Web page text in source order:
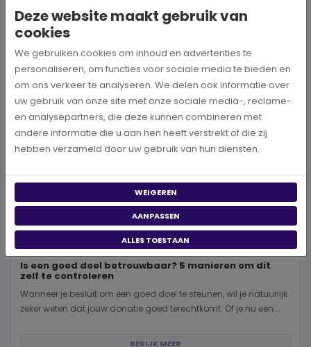
BEKIJK MEER
Is een goed doel betrouwbaar? 5 manieren om dit
zelf te controleren
Wanneer je besluit om een goed doel te steunen, wil je natuurlijk
zeker weten dat jouw donatie goed terechtkomt. Of je nu een...
BEKIJK MEER
Deze website maakt gebruik van
cookies
We gebruiken cookies om inhoud en advertenties te
personaliseren, om functies voor sociale media te bieden en
om ons verkeer te analyseren. We delen ook informatie over
uw gebruik van onze site met onze sociale media-, reclame-
en analysepartners, die deze kunnen combineren met
andere informatie die u aan hen heeft verstrekt of die zij
hebben verzameld door uw gebruik van hun diensten.
WEIGEREN
AANPASSEN
ALLES TOESTAAN